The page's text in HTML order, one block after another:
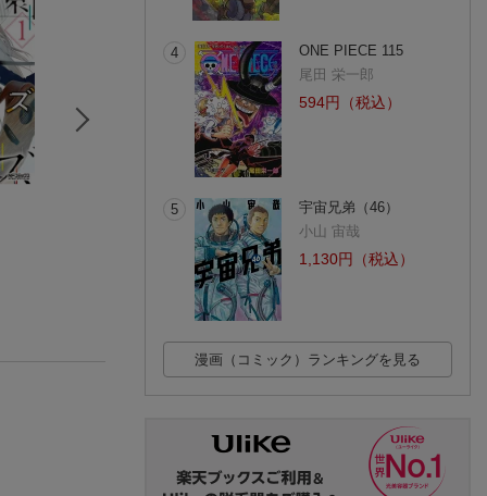
見捨てられた万能者
は、やがてどん底か
君の膵臓をたべたい
住野よる
(1319件)
脳が断れない「
のセールス・シ
4
ONE PIECE 115
尾田 栄一郎
594円（税込）
5
宇宙兄弟（46）
小山 宙哉
1,130円（税込）
漫画（コミック）ランキングを見る